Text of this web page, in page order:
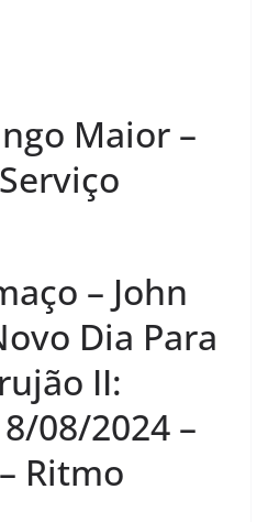
Maior –
– John
Dia Para
II:
08/2024 –
Ritmo